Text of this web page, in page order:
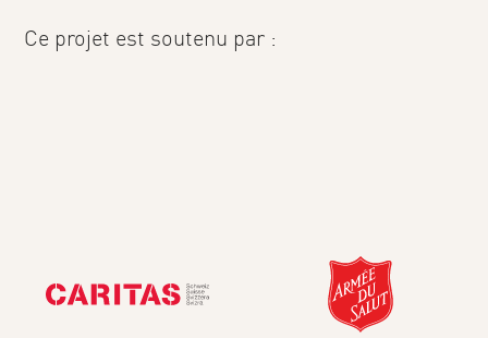
Ce projet est soutenu par :